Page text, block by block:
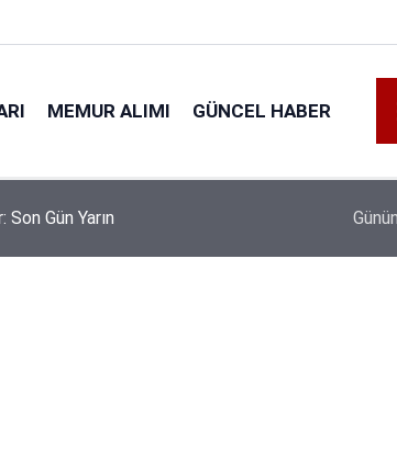
MEMUR ALIMI GÜNCEL HABER
Gün Yarın Kıyı